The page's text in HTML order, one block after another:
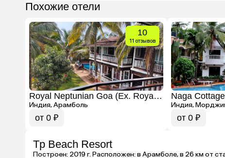
Похожие отели
10
11 отзывов
Royal Neptunian Goa (Ex. Royal Tulip Beach Cottages)
Индия, Арамболь
от 0 ₽
Naga
Индия,
от 0 ₽
Tp Beach Resort
Построен: 2019 г. Расположен: в Арамболе, в 26 км от